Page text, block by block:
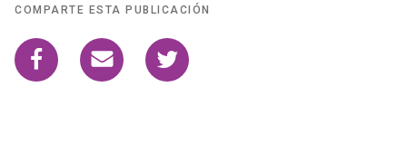
COMPARTE ESTA PUBLICACIÓN